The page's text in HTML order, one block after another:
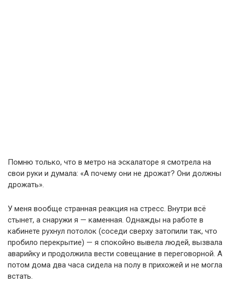
Помню только, что в метро на эскалаторе я смотрела на
свои руки и думала: «А почему они не дрожат? Они должны
дрожать».
У меня вообще странная реакция на стресс. Внутри всё
стынет, а снаружи я — каменная. Однажды на работе в
кабинете рухнул потолок (соседи сверху затопили так, что
пробило перекрытие) — я спокойно вывела людей, вызвала
аварийку и продолжила вести совещание в переговорной. А
потом дома два часа сидела на полу в прихожей и не могла
встать.